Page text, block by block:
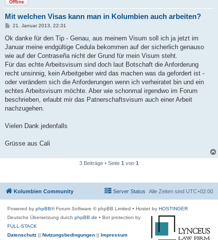
Offline
Mit welchen Visas kann man in Kolumbien auch arbeiten?
B
i
r
a
21. Januar 2013, 22:31
Ok danke für den Tip - Genau, aus meinem Visum soll ich ja jetzt im
Januar meine endgültige Cedula bekommen auf der sicherlich genauso
wie auf der Contraseña nicht der Grund für mein Visum steht.
Für das echte Arbeitsvisum sind doch laut Botschaft die Anforderung
recht unsinnig, kein Arbeitgeber wird das machen was da gefordert ist -
oder verändern sich die Anforderungen wenn ich verheiratet bin und ein
echtes Arbeitsvisum möchte. Aber wie schonmal irgendwo im Forum
beschrieben, erlaubt mir das Patnerschaftsvisum auch einer Arbeit
nachzugehen.
Vielen Dank jedenfalls
Grüsse aus Cali
3 Beiträge • Seite 1 von 1
Kolumbien Community Alle Zeiten sind UTC+02:00
Server Status
Powered by phpBB® Forum Software © phpBB Limited • Hostet by HOSTINGER
Deutsche Übersetzung durch phpBB.de • Bot protection by
FULL-STACK
Datenschutz || Nutzungsbedingungen || Impressum